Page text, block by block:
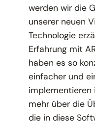
werden wir die
unserer neuen
Technologie
Erfahrung mit
haben es so
einfacher und
implementieren
mehr über die
die in diese